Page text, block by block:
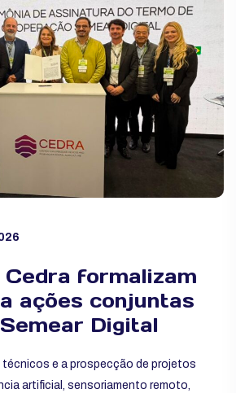
Cedra formalizam
ações conjuntas
Digital
e a prospecção de projetos
artificial, sensoriamento remoto,